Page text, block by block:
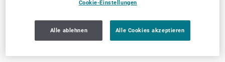
Transparente Arbeitsweise
Cookie-Einstellungen
Alle ablehnen Alle Cookies akzeptieren